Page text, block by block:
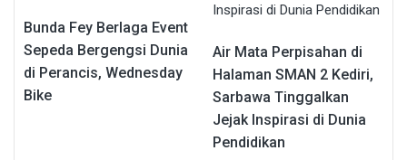
Bunda Fey Berlaga Event
Sepeda Bergengsi Dunia
di Perancis, Wednesday
Bike
Air Mata Perpisahan di
Halaman SMAN 2 Kediri,
Sarbawa Tinggalkan
Jejak Inspirasi di Dunia
Pendidikan